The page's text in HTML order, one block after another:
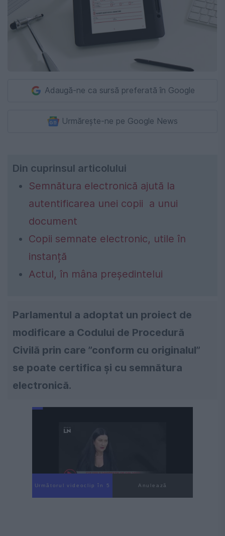
Adaugă-ne ca sursă preferată în Google
Urmărește-ne pe Google News
Din cuprinsul articolului
Semnătura electronică ajută la
autentificarea unei copii a unui
document
Copii semnate electronic, utile în
instanță
Actul, în mâna președintelui
Parlamentul a adoptat un proiect de
modificare a Codului de Procedură
Civilă prin care ”conform cu originalul”
se poate certifica și cu semnătura
electronică.
Următorul videoclip în 4 Anulează